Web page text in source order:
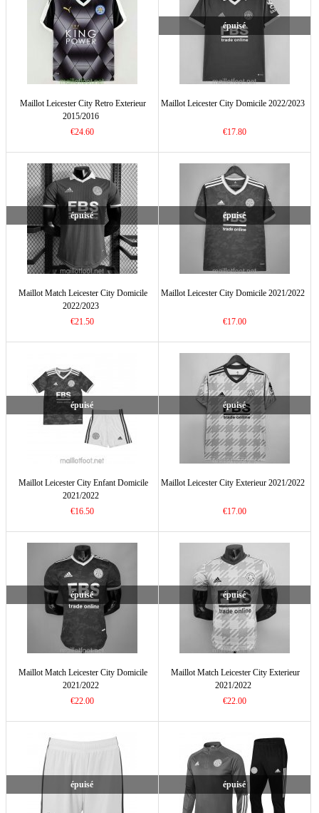
Maillot Leicester City Retro Exterieur
2015/2016
€24.60
épuisé
Maillot Leicester City Domicile 2022/2023
€17.80
épuisé
Maillot Match Leicester City Domicile
2022/2023
€21.50
épuisé
Maillot Leicester City Domicile 2021/2022
€17.00
épuisé
Maillot Leicester City Enfant Domicile
2021/2022
€16.50
épuisé
Maillot Leicester City Exterieur 2021/2022
€17.00
épuisé
Maillot Match Leicester City Domicile
2021/2022
€22.00
épuisé
Maillot Match Leicester City Exterieur
2021/2022
€22.00
épuisé épuisé